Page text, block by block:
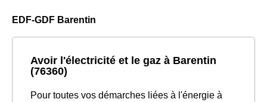
EDF-GDF Barentin
Avoir l'électricité et le gaz à Barentin
(76360)
Pour toutes vos démarches liées à l'énergie à